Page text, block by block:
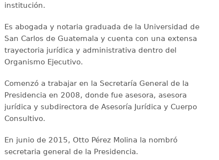
institución.
Es abogada y notaria graduada de la Universidad de
San Carlos de Guatemala y cuenta con una extensa
trayectoria jurídica y administrativa dentro del
Organismo Ejecutivo.
Comenzó a trabajar en la Secretaría General de la
Presidencia en 2008, donde fue asesora, asesora
jurídica y subdirectora de Asesoría Jurídica y Cuerpo
Consultivo.
En junio de 2015, Otto Pérez Molina la nombró
secretaria general de la Presidencia.